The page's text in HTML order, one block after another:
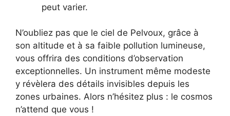
peut varier.
N’oubliez pas que le ciel de Pelvoux, grâce à
son altitude et à sa faible pollution lumineuse,
vous offrira des conditions d’observation
exceptionnelles. Un instrument même modeste
y révèlera des détails invisibles depuis les
zones urbaines. Alors n’hésitez plus : le cosmos
n’attend que vous !